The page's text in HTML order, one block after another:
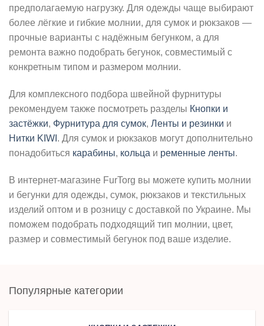
предполагаемую нагрузку. Для одежды чаще выбирают
более лёгкие и гибкие молнии, для сумок и рюкзаков —
прочные варианты с надёжным бегунком, а для
ремонта важно подобрать бегунок, совместимый с
конкретным типом и размером молнии.
Для комплексного подбора швейной фурнитуры
рекомендуем также посмотреть разделы Кнопки и
застёжки, Фурнитура для сумок, Ленты и резинки и
Нитки KIWI . Для сумок и рюкзаков могут дополнительно
понадобиться карабины, кольца и ременные ленты.
В интернет-магазине FurTorg вы можете купить молнии
и бегунки для одежды, сумок, рюкзаков и текстильных
изделий оптом и в розницу с доставкой по Украине. Мы
поможем подобрать подходящий тип молнии, цвет,
размер и совместимый бегунок под ваше изделие.
Популярные категории